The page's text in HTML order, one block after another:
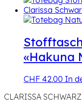
«Hakuna
CHF 42.00 In
CLARISSA SCHWARZ